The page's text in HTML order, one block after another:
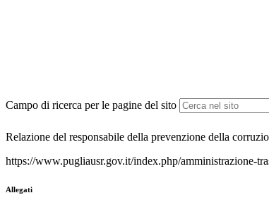
Campo di ricerca per le pagine del sito
Relazione del responsabile della prevenzione della
https://www.pugliausr.gov.it/index.php/amministrazione-
Allegati